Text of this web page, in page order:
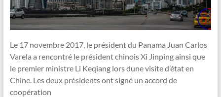
Le 17 novembre 2017, le président du Panama Juan Carlos
Varela a rencontré le président chinois Xi Jinping ainsi que
le premier ministre Li Keqiang lors dune visite d’état en
Chine. Les deux présidents ont signé un accord de
coopération